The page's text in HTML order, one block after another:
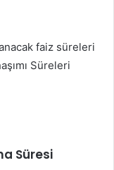
faiz süreleri
Süreleri
Süresi